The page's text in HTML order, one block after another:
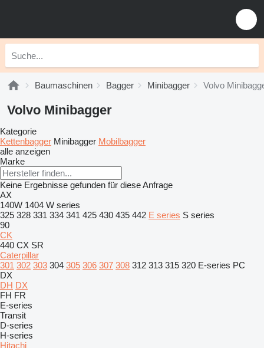
Baumaschinen Bagger Minibagger Volvo
Volvo Minibagger
Kategorie
Kettenbagger Minibagger Mobilbagger
alle anzeigen
Marke
Keine Ergebnisse gefunden für diese Anfrage
AX
140W 1404 W series
325 328 331 334 341 425 430 435 442 E series S series
90
CK
440 CX SR
Caterpillar
301 302 303 304 305 306 307 308 312 313 315 320 E-series PC
DX
DH DX
FH FR
E-series
Transit
D-series
H-series
Hitachi